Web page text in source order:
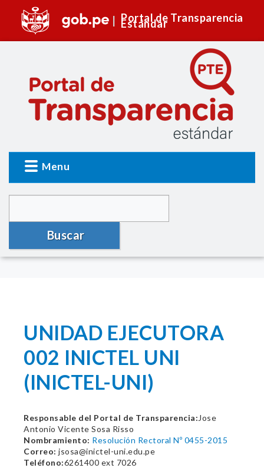
Portal de Transparencia
Estándar
Menu
Buscar
UNIDAD EJECUTORA
002 INICTEL UNI
(INICTEL-UNI)
Responsable del Portal de Transparencia: Jose
Antonio Vicente Sosa Risso
Nombramiento: Resolución Rectoral Nº 0455-2015
Correo: jsosa@inictel-uni.edu.pe
Teléfono:6261400 ext 7026